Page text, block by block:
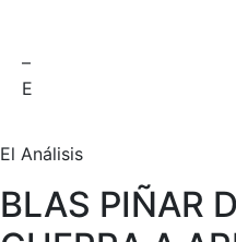
–
E
El Análisis
BLAS PIÑAR